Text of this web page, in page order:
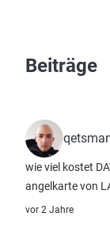
Beiträge
wie viel kostet
angelkarte von
vor 2 Jahre